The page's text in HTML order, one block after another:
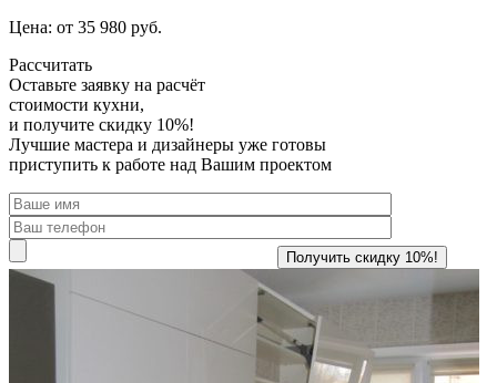
Цена: от 35 980 руб.
Рассчитать
Оставьте заявку на расчёт
стоимости кухни,
и получите скидку 10%!
Лучшие мастера и дизайнеры уже готовы
приступить к работе над Вашим проектом